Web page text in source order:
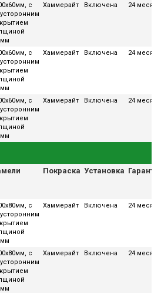
с
Хаммерайт Включена 24 месяца
с
Хаммерайт Включена 24 месяца
с
Хаммерайт Включена 24 месяца
Покраска Установка
с
Хаммерайт Включена 24 месяца
с
Хаммерайт Включена 24 месяца